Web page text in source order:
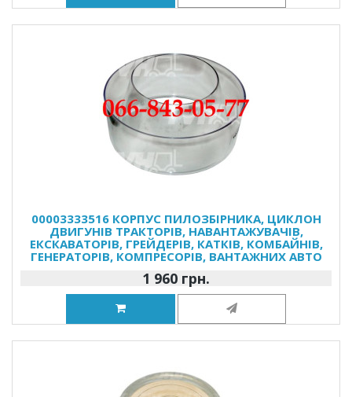
00003333516 КОРПУС ПИЛОЗБІРНИКА, ЦИКЛОН
ДВИГУНІВ ТРАКТОРІВ, НАВАНТАЖУВАЧІВ,
ЕКСКАВАТОРІВ, ГРЕЙДЕРІВ, КАТКІВ, КОМБАЙНІВ,
ГЕНЕРАТОРІВ, КОМПРЕСОРІВ, ВАНТАЖНИХ АВТО
1 960 грн.